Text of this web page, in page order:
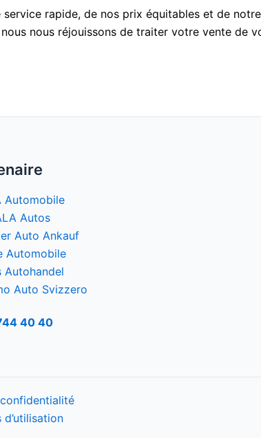
rapide, de nos prix équitables et de
nous réjouissons de traiter votre vente de
Automobile
Autos
Auto Ankauf
Automobile
Autohandel
Auto Svizzero
40 40